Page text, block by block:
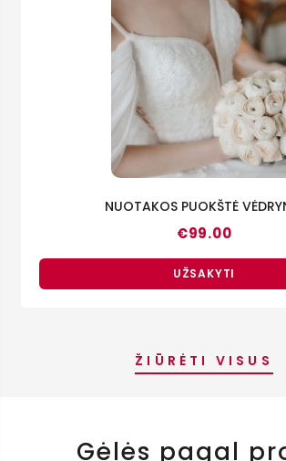
NUOTAKOS PUOKŠTĖ
€99.00
UŽSAKYTI
ŽIŪRĖTI VISUS
Gėlės pagal